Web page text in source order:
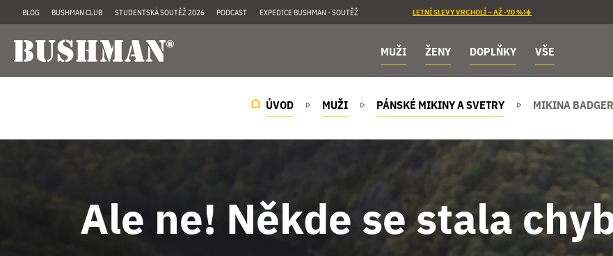
BLOG BUSHMAN CLUB STUDENTSKÁ SOUTĚŽ 2026 PODCAST EXPEDICE BUSHMAN - SOUTĚŽ LETNÍ SLEVY VRCHOLÍ – AŽ -70 %!☀️
MUŽI ŽENY DOPLŇKY VŠE
ÚVOD MUŽI PÁNSKÉ MIKINY A SVETRY MIKINA
Ale ne! Někde se stala